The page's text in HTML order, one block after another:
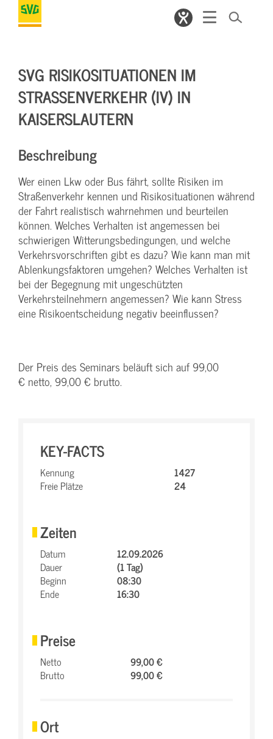
SVG RISIKOSITUATIONEN IM
STRASSENVERKEHR (IV) IN K
AISERSLAUTERN
Beschreibung
Wer einen Lkw oder Bus fährt, sollte Risiken im
Straßenverkehr kennen und Risikosituationen während
der Fahrt realistisch wahrnehmen und beurteilen
können. Welches Verhalten ist angemessen bei
schwierigen Witterungsbedingungen, und welche
Verkehrsvorschriften gibt es dazu? Wie kann man mit
Ablenkungsfaktoren umgehen? Welches Verhalten ist
bei der Begegnung mit ungeschützten
Verkehrsteilnehmern angemessen? Wie kann Stress
eine Risikoentscheidung negativ beeinflussen?
Der Preis des Seminars beläuft sich auf 99,00
€ netto, 99,00 € brutto.
KEY-FACTS
Kennung
1427
Freie Plätze
24
Zeiten
Datum
12.09.2026
Dauer
(1 Tag)
Beginn
08:30
Ende
16:30
Preise
Netto
99,00 €
Brutto
99,00 €
Ort